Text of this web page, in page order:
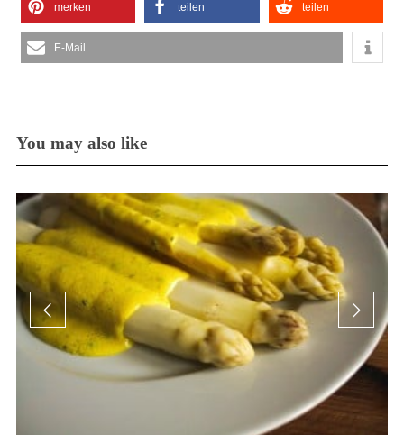
merken teilen teilen
E-Mail
You may also like